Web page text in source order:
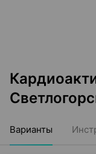
Варианты